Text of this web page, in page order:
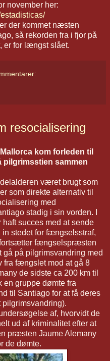
november her:
der kommet næsten
så rekorden fra i fjor på
er for længst slået.
resocialisering
kom forleden til
pilgrimsstien sammen
været brugt som
som direkte alternativ til
med
stadig i sin vorden. I
succes med at sende
stedet for fængselsstraf,
fængselspræsten
gå på pilgrimsvandring med
fra fængslet mod at gå 8
de sidste ca 200 km til
en gruppe dømte fra
til Santiago for at få deres
af, hvorvidt de
ud af kriminalitet efter at
præsten Jaume Alemany
de dømte.